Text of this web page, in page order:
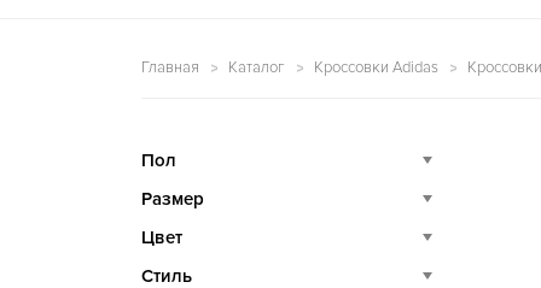
Главная Каталог Кроссовки Adidas
Пол
Размер
Цвет
Стиль